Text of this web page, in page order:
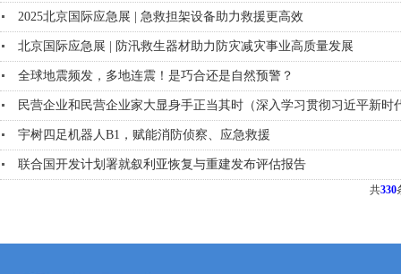
2025北京国际应急展 | 急救担架设备助力救援更高效
北京国际应急展 | 防汛救生器材助力防灾减灾事业高质量发展
全球地震频发，多地连震！是巧合还是自然预警？
民营企业和民营企业家大显身手正当其时（深入学习贯彻习近平新时
宇树四足机器人B1，赋能消防侦察、应急救援
联合国开发计划署就叙利亚恢复与重建发布评估报告
共330